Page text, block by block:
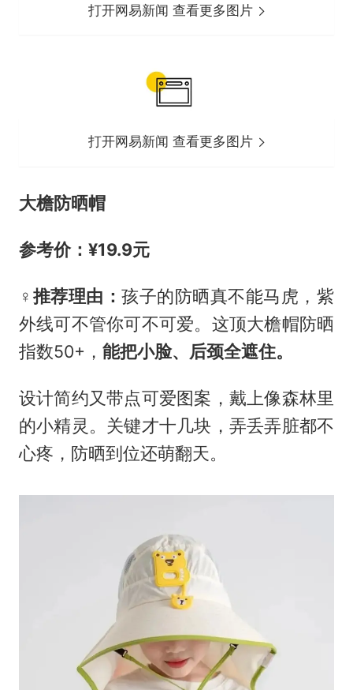
打开网易新闻 查看更多图片
打开网易新闻 查看更多图片
大檐防晒帽
参考价：¥19.9元
‍♀️推荐理由：孩子的防晒真不能马虎，紫
外线可不管你可不可爱。这顶大檐帽防晒
指数50+， 能把小脸、后颈全遮住。
设计简约又带点可爱图案，戴上像森林里
的小精灵。关键才十几块，弄丢弄脏都不
心疼，防晒到位还萌翻天。